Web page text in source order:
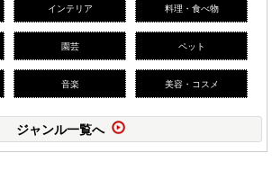
インテリア 料理・食べ物
園芸 ペット
音楽 美容・コスメ
ジャンル一覧へ